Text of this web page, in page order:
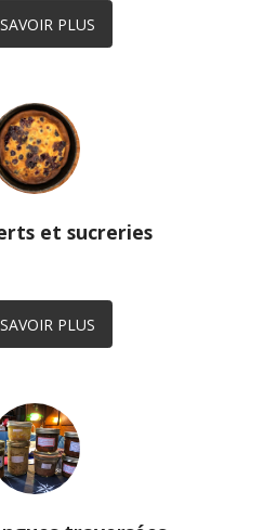
PLUS
et sucreries
PLUS